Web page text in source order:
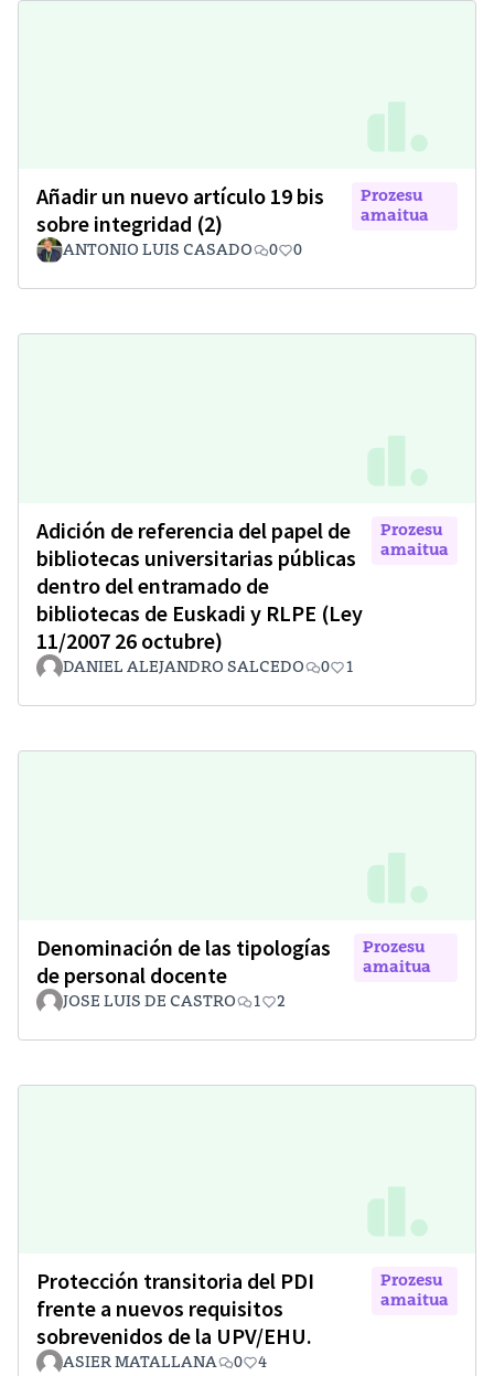
Añadir un nuevo artículo 19 bis
sobre integridad (2)
Prozesu
amaitua
ANTONIO LUIS CASADO 0 0
Adición de referencia del papel de
bibliotecas universitarias públicas
dentro del entramado de
bibliotecas de Euskadi y RLPE (Ley
11/2007 26 octubre)
Prozesu
amaitua
DANIEL ALEJANDRO SALCEDO 0 1
Denominación de las tipologías
de personal docente
Prozesu
amaitua
JOSE LUIS DE CASTRO 1 2
Protección transitoria del PDI
frente a nuevos requisitos
sobrevenidos de la UPV/EHU.
Prozesu
amaitua
ASIER MATALLANA 0 4